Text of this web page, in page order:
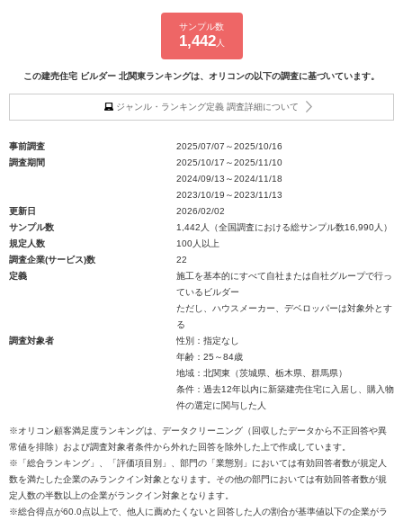
サンプル数
1,442人
この建売住宅 ビルダー 北関東ランキングは、オリコンの以下の調査に基づいています。
ジャンル・ランキング定義 調査詳細について
事前調査
2025/07/07～2025/10/16
調査期間
2025/10/17～2025/11/10
2024/09/13～2024/11/18
2023/10/19～2023/11/13
更新日
2026/02/02
サンプル数
1,442人（全国調査における総サンプル数16,990人）
規定人数
100人以上
調査企業(サービス)数
22
定義
施工を基本的にすべて自社または自社グループで行っ
ているビルダー
ただし、ハウスメーカー、デベロッパーは対象外とす
る
調査対象者
性別：指定なし
年齢：25～84歳
地域：北関東（茨城県、栃木県、群馬県）
条件：過去12年以内に新築建売住宅に入居し、購入物
件の選定に関与した人
※オリコン顧客満足度ランキングは、データクリーニング（回収したデータから不正回答や異
常値を排除）および調査対象者条件から外れた回答を除外した上で作成しています。
※「総合ランキング」、「評価項目別」、部門の「業態別」においては有効回答者数が規定人
数を満たした企業のみランクイン対象となります。その他の部門においては有効回答者数が規
定人数の半数以上の企業がランクイン対象となります。
※総合得点が60.0点以上で、他人に薦めたくないと回答した人の割合が基準値以下の企業がラ